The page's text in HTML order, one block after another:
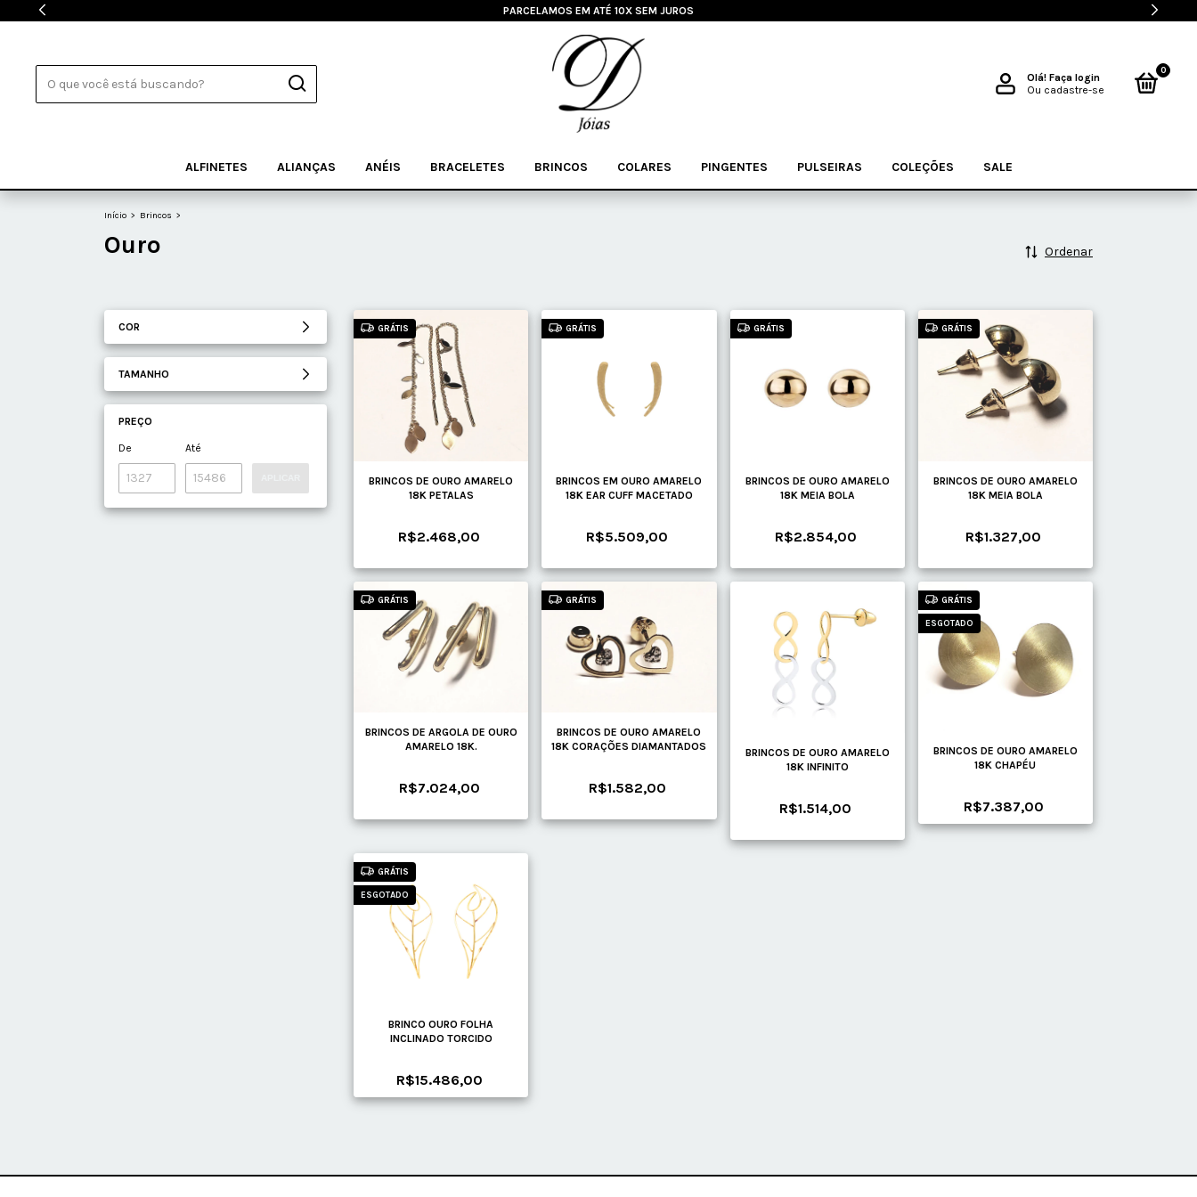
PARCELAMOS EM ATÉ 10X SEM JUROS
Olá! Faça login
Ou cadastre-se
0
ALFINETES ALIANÇAS ANÉIS BRACELETES BRINCOS COLARES PINGENTES PULSEIRAS COLEÇÕES SALE
Início > Brincos >
Ouro Ordenar
COR
TAMANHO
PREÇO
De Até
GRÁTIS
BRINCOS DE OURO AMARELO
18K PETALAS
R$2.468,00
GRÁTIS
BRINCOS EM OURO AMARELO
18K EAR CUFF MACETADO
R$5.509,00
GRÁTIS
BRINCOS DE OURO AMARELO
18K MEIA BOLA
R$2.854,00
GRÁTIS
BRINCOS DE OURO AMARELO
18K MEIA BOLA
R$1.327,00
GRÁTIS
BRINCOS DE ARGOLA DE OURO
AMARELO 18K.
R$7.024,00
GRÁTIS
BRINCOS DE OURO AMARELO
18K CORAÇÕES DIAMANTADOS
R$1.582,00
BRINCOS DE OURO AMARELO
18K INFINITO
R$1.514,00
GRÁTIS
ESGOTADO
BRINCOS DE OURO AMARELO
18K CHAPÉU
R$7.387,00
GRÁTIS
ESGOTADO
BRINCO OURO FOLHA
INCLINADO TORCIDO
R$15.486,00